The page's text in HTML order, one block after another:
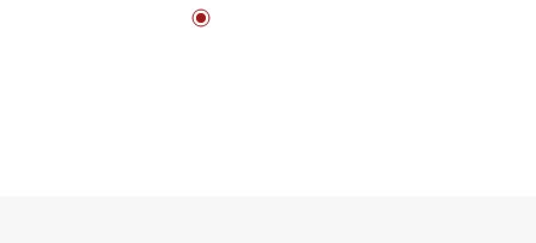
frente e nos fundos 2 vagas de garagem com